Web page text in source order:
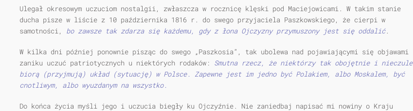
Ulegał okresowym uczuciom nostalgii, zwłaszcza w rocznicę klęski pod Maciejowicami. W takim stanie
ducha pisze w liście z 10 października 1816 r. do swego przyjaciela Paszkowskiego, że cierpi w
samotności, bo zawsze tak zdarza się każdemu, gdy z łona Ojczyzny przymuszony jest się oddalić.
W kilka dni później ponownie pisząc do swego „Paszkosia”, tak ubolewa nad pojawiającymi się objawami
zaniku uczuć patriotycznych u niektórych rodaków: Smutna rzecz, że niektórzy tak obojętnie i nieczule
biorą (przyjmują) układ (sytuację) w Polsce. Zapewne jest im jedno być Polakiem, albo Moskalem, być
cnotliwym, albo wyuzdanym na wszystko.
Do końca życia myśli jego i uczucia biegły ku Ojczyźnie. Nie zaniedbaj napisać mi nowiny o Kraju